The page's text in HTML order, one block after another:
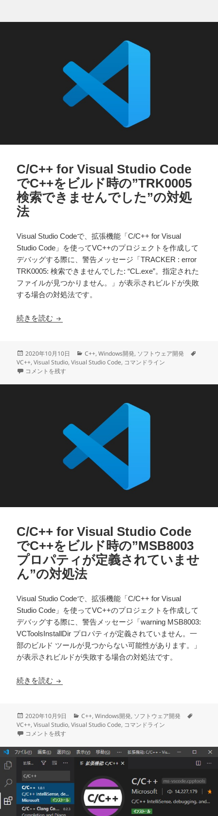
C/C++ for Visual Studio Code
でC++をビルド時の”TRK0005
検索できませんでした”の対処
法
Visual Studio Codeで、拡張機能「C/C++ for Visual
Studio Code」を使ってVC++のプロジェクトを作成して
デバッグする際に、警告メッセージ「TRACKER : error
TRK0005: 検索できませんでした: “CL.exe”。指定された
ファイルが見つかりません。」が表示されビルドが失敗
する場合の対処法です。
続きを読む C/C++ for Visual Studio CodeでC++をビルド時の
投
稿
日:
2020年10月10日
カ
テ
C++,Windows開発, ソフトウェア開発
VC++,Visual Studio,Visual Studio Code, コマンドライン
C/C++ for Visual Studio CodeでC++をビルド時の”TRK0005 検索できま
コメントを残す
C/C++ for Visual Studio Code
でC++をビルド時の”MSB8003
プロパティが定義されていませ
ん”の対処法
Visual Studio Codeで、拡張機能「C/C++ for Visual
Studio Code」を使ってVC++のプロジェクトを作成して
デバッグする際に、警告メッセージ「warning MSB8003:
VCToolsInstallDir プロパティが定義されていません。一
部のビルド ツールが見つからない可能性があります。」
が表示されビルドが失敗する場合の対処法です。
続きを読む C/C++ for Visual Studio CodeでC++をビルド時
投
稿
日:
2020年10月9日
カ
テ
ー
C++,Windows開発, ソフトウェア開発
VC++,Visual Studio,Visual Studio Code, コマンドライン
C/C++ for Visual Studio CodeでC++をビルド時の”MSB8003 プロパティ
コメントを残す